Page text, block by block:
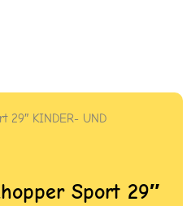
29″ KINDER- UND
Sport 29″